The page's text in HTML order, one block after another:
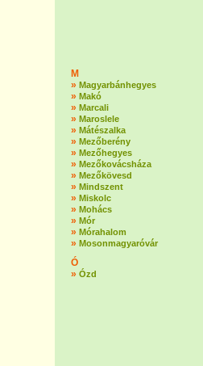
M
» Magyarbánhegyes
» Makó
» Marcali
» Maroslele
» Mátészalka
» Mezőberény
» Mezőhegyes
» Mezőkovácsháza
» Mezőkövesd
» Mindszent
» Miskolc
» Mohács
» Mór
» Mórahalom
» Mosonmagyaróvár
Ó
» Ózd